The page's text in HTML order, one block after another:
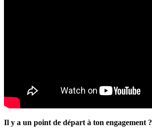
Il y a un point de départ à ton engagement ?